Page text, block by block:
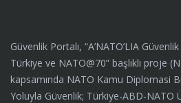
Güvenlik Portalı, “A’NATO’LIA
Türkiye ve NATO@70” başlıklı proje
kapsamında NATO Kamu Diplomasi
Yoluyla Güvenlik; Türkiye-ABD-NATO